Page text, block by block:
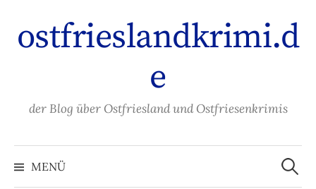
Inhalt
überspringen
ostfrieslandkrimi.d
e
der Blog über Ostfriesland und Ostfriesenkrimis
MENÜ
Suchen
nach: